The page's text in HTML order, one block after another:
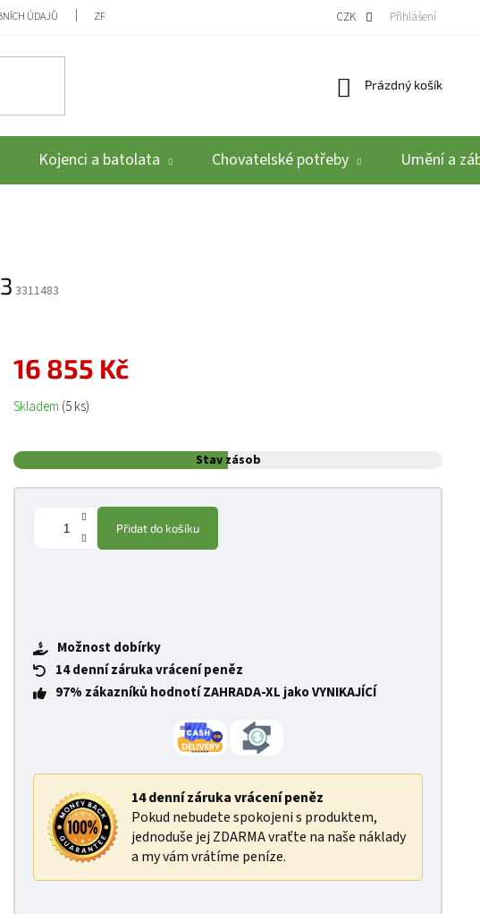
ÚDAJŮ ZPĚTNÝ ODBĚR VYSLOUŽILÝCH ELEKTROZAŘÍZENÍ / BATERIÍ REKLAMACE A
CZK Přihlášení
Nákupní košík
Prázdný košík
Kojenci a batolata Chovatelské potřeby Umění a
3311483
16 855 Kč
Měrná cena:
Skladem (5 ks)
Stav zásob
Přidat do košíku
Možnost dobírky
14 denní záruka vrácení peněz
97% zákazníků hodnotí ZAHRADA-XL jako VYNIKAJÍCÍ
14 denní záruka vrácení peněz
Pokud nebudete spokojeni s produktem,
jednoduše jej ZDARMA vraťte na naše náklady
a my vám vrátíme peníze.